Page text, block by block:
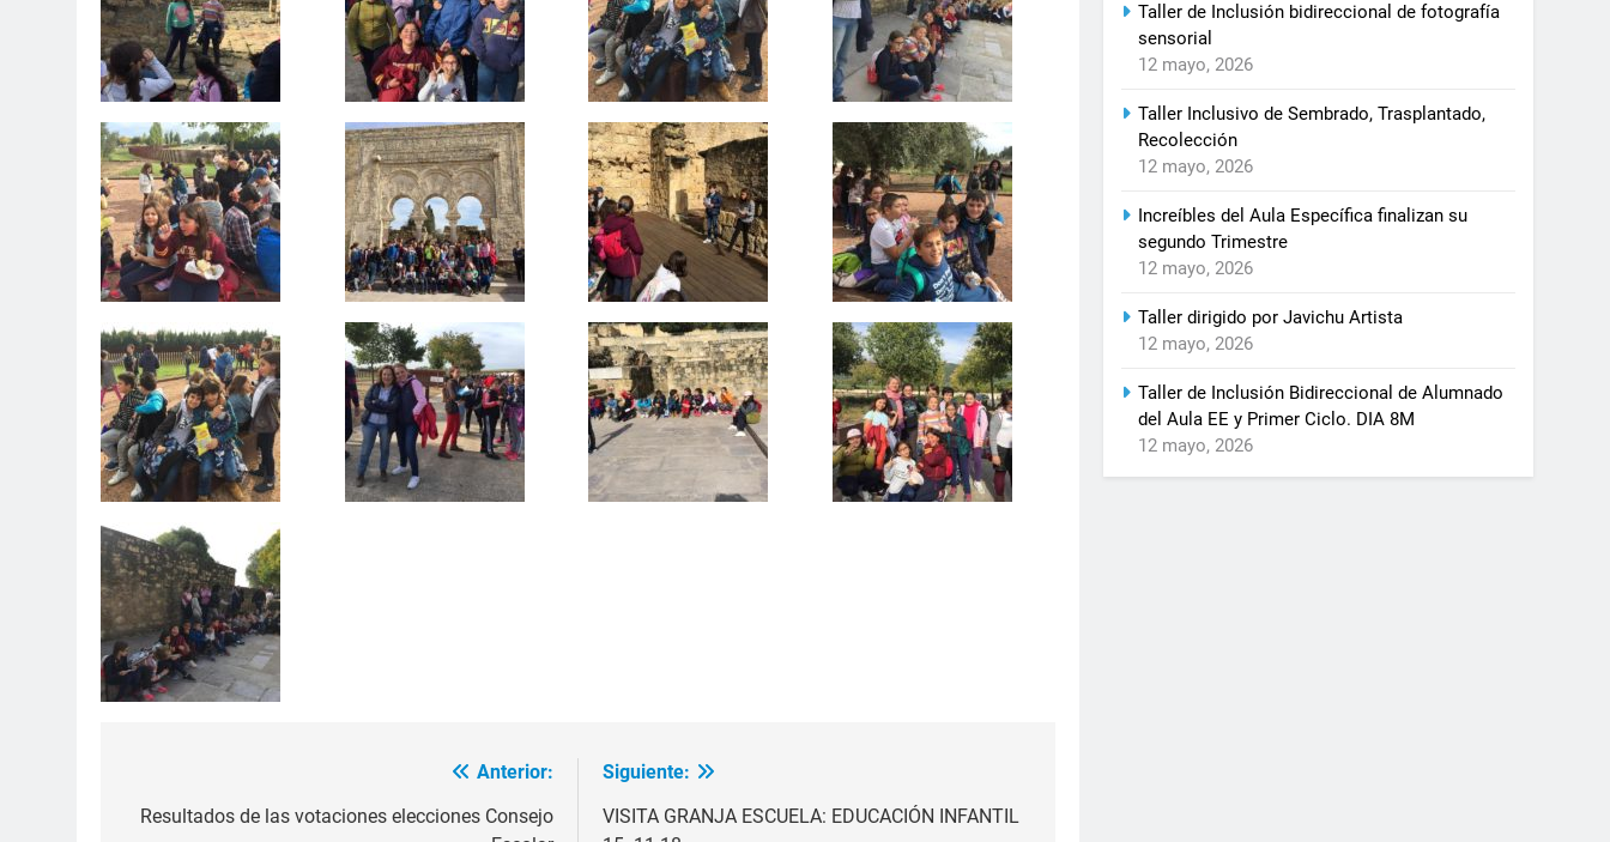
de
Anterior:
Resultados de las votaciones elecciones Consejo
Siguiente:
VISITA GRANJA ESCUELA: EDUCACIÓN INFANTIL
Taller de Inclusión bidireccional de fotografía
sensorial
12 mayo, 2026
Taller Inclusivo de Sembrado, Trasplantado,
Recolección
12 mayo, 2026
Increíbles del Aula Específica finalizan su
segundo Trimestre
12 mayo, 2026
Taller dirigido por Javichu Artista
12 mayo, 2026
Taller de Inclusión Bidireccional de Alumnado
del Aula EE y Primer Ciclo. DIA 8M
12 mayo, 2026